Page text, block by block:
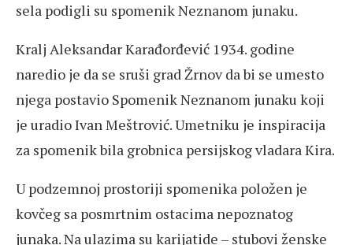
sela podigli su spomenik Neznanom junaku.
Kralj Aleksandar Karađorđević 1934. godine
naredio je da se sruši grad Žrnov da bi se umesto
njega postavio Spomenik Neznanom junaku koji
je uradio Ivan Meštrović. Umetniku je inspiracija
za spomenik bila grobnica persijskog vladara Kira.
U podzemnoj prostoriji spomenika položen je
kovčeg sa posmrtnim ostacima nepoznatog
junaka. Na ulazima su karijatide – stubovi ženske